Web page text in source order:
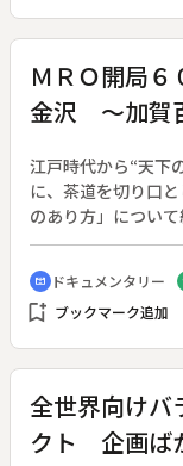
することになる。
介護家族となり、
は、介護保険法の
たな課題を抱えてい
える。
ＭＲＯ開局
金沢 ～加賀
江戸時代から“天下
に、茶道を切り口
のあり方」につい
子。◆「わび」「さ
てなしの心…。いわ
る茶道。加賀藩前田
は、加賀百万石の
文化が生活に根付
た茶道裏千家の祖
茶の湯と大樋焼の
継がれている伝統
cinematic_blur ドキュメンタリー
bookmark_add ブックマーク追加
全世界向けバ
クト 企画ば